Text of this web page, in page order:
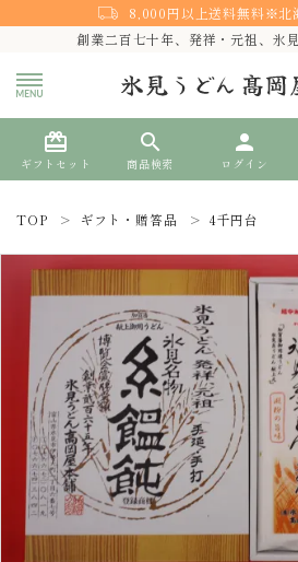
8,000円以上送料無料※北
創業二百七十年、発祥・元祖、氷
card_giftcard
ギフトセット
search
商品検索
person
ログイン
熨斗対応
ACCOUNT MENU
ようこそ ゲスト 様
meeting_room ログイン person 新規会員登録
商品から探す
TOP ギフト・贈答品 4千円台